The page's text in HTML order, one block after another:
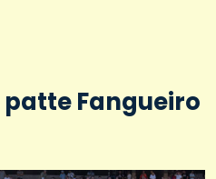
patte Fangueiro